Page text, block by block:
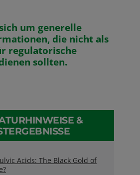
um generelle
die nicht als
regulatorische
sollten.
&
Acids: The Black Gold of